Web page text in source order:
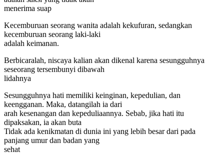
menerima suap
Kecemburuan seorang wanita adalah kekufuran, sedangkan
kecemburuan seorang laki-laki
adalah keimanan.
Berbicaralah, niscaya kalian akan dikenal karena sesungguhnya
seseorang tersembunyi dibawah
lidahnya
Sesungguhnya hati memiliki keinginan, kepedulian, dan
keengganan. Maka, datangilah ia dari
arah kesenangan dan kepeduliaannya. Sebab, jika hati itu
dipaksakan, ia akan buta
Tidak ada kenikmatan di dunia ini yang lebih besar dari pada
panjang umur dan badan yang
sehat